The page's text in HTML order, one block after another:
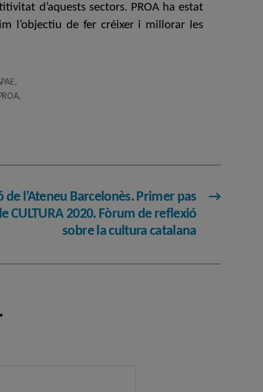
d’aquests sectors. PROA ha estat
l’objectiu de fer créixer i millorar les
,
,
→
l’Ateneu Barcelonès. Primer pas
CULTURA 2020. Fòrum de reflexió
sobre la cultura catalana